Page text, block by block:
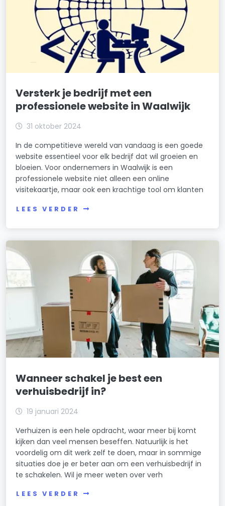
Versterk je bedrijf met een
professionele website in Waalwijk
31 oktober 2024
In de competitieve wereld van vandaag is een goede
website essentieel voor elk bedrijf dat wil groeien en
bloeien. Voor ondernemers in Waalwijk is een
professionele website niet alleen een online
visitekaartje, maar ook een krachtige tool om klanten
LEES VERDER
Wanneer schakel je best een
verhuisbedrijf in?
19 januari 2024
Verhuizen is een hele opdracht, waar meer bij komt
kijken dan veel mensen beseffen. Natuurlijk is het
voordelig om dit werk zelf te doen, maar in sommige
situaties doe je er beter aan om een verhuisbedrijf in
te schakelen. Wil je meer weten over verh
LEES VERDER